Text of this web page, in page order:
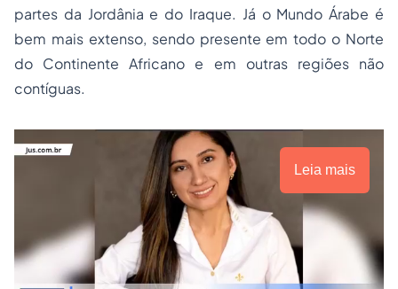
partes da Jordânia e do Iraque. Já o Mundo Árabe é
bem mais extenso, sendo presente em todo o Norte
do Continente Africano e em outras regiões não
contíguas.
Leia mais